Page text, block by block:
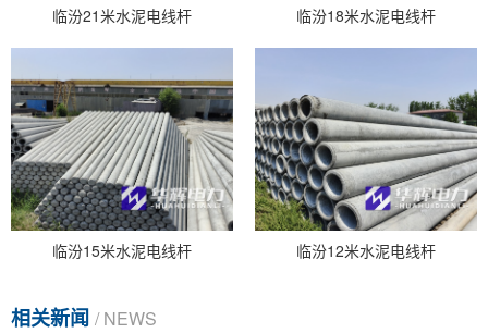
临汾21米水泥电线杆 临汾18米水泥电线杆
临汾15米水泥电线杆 临汾12米水泥电线杆
相关新闻 / NEWS